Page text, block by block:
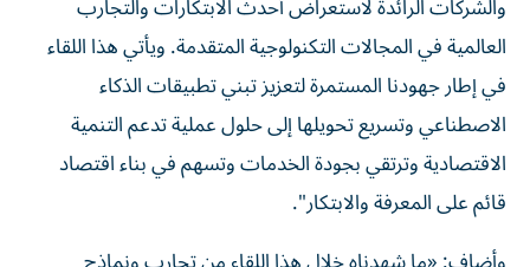
العالمية في المجالات التكنولوجية المتقدمة. ويأتي هذا اللقاء
في إطار جهودنا المستمرة لتعزيز تبني تطبيقات الذكاء
الاصطناعي وتسريع تحويلها إلى حلول عملية تدعم التنمية
الاقتصادية وترتقي بجودة الخدمات وتسهم في بناء اقتصاد
قائم على المعرفة والابتكار".